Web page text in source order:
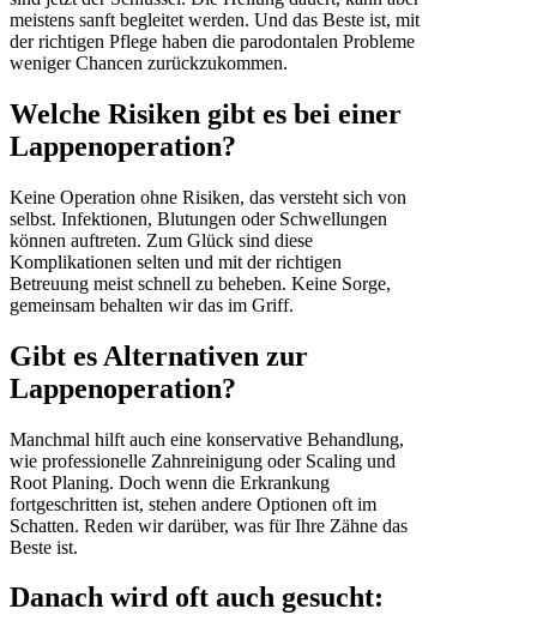
meistens sanft begleitet werden. Und das Beste ist, mit
der richtigen Pflege haben die parodontalen Probleme
weniger Chancen zurückzukommen.
Welche Risiken gibt es bei einer
Lappenoperation?
Keine Operation ohne Risiken, das versteht sich von
selbst. Infektionen, Blutungen oder Schwellungen
können auftreten. Zum Glück sind diese
Komplikationen selten und mit der richtigen
Betreuung meist schnell zu beheben. Keine Sorge,
gemeinsam behalten wir das im Griff.
Gibt es Alternativen zur
Lappenoperation?
Manchmal hilft auch eine konservative Behandlung,
wie professionelle Zahnreinigung oder Scaling und
Root Planing. Doch wenn die Erkrankung
fortgeschritten ist, stehen andere Optionen oft im
Schatten. Reden wir darüber, was für Ihre Zähne das
Beste ist.
Danach wird oft auch gesucht: